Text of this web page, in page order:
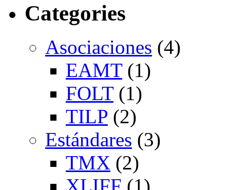
Categories
Asociaciones (4)
EAMT(1)
FOLT(1)
TILP (2)
Estándares (3)
TMX (2)